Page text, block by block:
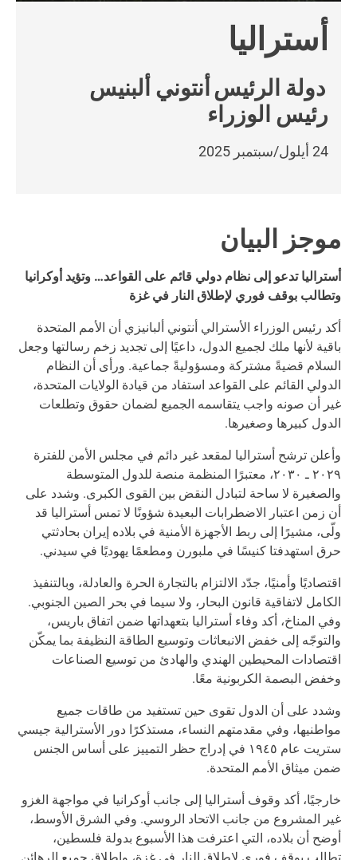
أستراليا
دولة الرئيس أنتوني ألبنيس
رئيس الوزراء
24 أيلول/سبتمبر 2025
موجز البيان
أستراليا تدعو إلى نظام دولي قائم على القواعد… وتؤيد أوكرانيا
وتطالب بوقف فوري لإطلاق النار في غزة
أكد رئيس الوزراء الأسترالي أنتوني ألبانيزي أن الأمم المتحدة
باقية لأنها ملك لجميع الدول، داعيًا إلى تجديد زخم رسالتها وجعل
السلام قضيةً مشتركة ومسؤوليةً جماعية. ورأى أن النظام
الدولي القائم على القواعد استفاد من قيادة الولايات المتحدة،
غير أن صونه واجب يتقاسمه الجميع لضمان حقوق وتطلعات
الدول كبيرها وصغيرها.
وأعلن ترشح أستراليا لمقعد غير دائم في مجلس الأمن للفترة
٢٠٢٩ ـ ٢٠٣٠، معتبرًا المنظمة منصة للدول المتوسطة
والصغيرة لا ساحة لتبادل النقض بين القوى الكبرى. وشدد على
أن زمن اعتبار الاضطرابات البعيدة شؤونًا لا تمس أستراليا قد
ولّى، مشيرًا إلى ربط الأجهزة الأمنية في بلاده إيران بحادثتي
حرق استهدفتا كنيسًا في ملبورن ومطعمًا يهوديًا في سيدني.
اقتصاديًا وأمنيًا، جدّد الالتزام بالتجارة الحرة والعادلة، وبالتنفيذ
الكامل لاتفاقية قانون البحار، ولا سيما في بحر الصين الجنوبي.
وفي المناخ، أكد وفاء أستراليا بتعهداتها ضمن اتفاق باريس،
والتوجّه إلى خفض الانبعاثات وتوسيع الطاقة النظيفة بما يمكّن
اقتصادات المحيطين الهندي والهادئ من توسيع الصناعات
وخفض البصمة الكربونية معًا.
وشدد على أن الدول تقوى حين تستفيد من طاقات جميع
مواطنيها، وفي مقدمتهم النساء، مستذكرًا دور الأسترالية جيسي
ستريت عام ١٩٤٥ في إدراج حظر التمييز على أساس الجنس
ضمن ميثاق الأمم المتحدة.
خارجيًا، أكد وقوف أستراليا إلى جانب أوكرانيا في مواجهة الغزو
غير المشروع من جانب الاتحاد الروسي. وفي الشرق الأوسط،
أوضح أن بلاده، التي اعترفت هذا الأسبوع بدولة فلسطين،
تطالب بوقف فوري لإطلاق النار في غزة، وإطلاق جميع الرهائن